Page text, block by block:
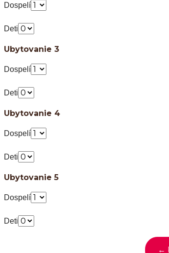
Dospelí
Deti
Ubytovanie 3
Dospelí
Deti
Ubytovanie 4
Dospelí
Deti
Ubytovanie 5
Dospelí
Deti